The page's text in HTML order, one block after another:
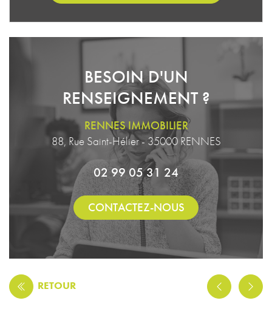
BESOIN D'UN
RENSEIGNEMENT ?
RENNES IMMOBILIER
88, Rue Saint-Hélier - 35000 RENNES
02 99 05 31 24
CONTACTEZ-NOUS
RETOUR